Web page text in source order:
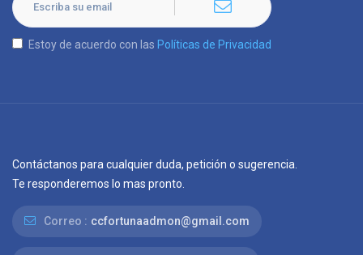
Estoy de acuerdo con las Políticas de Privacidad
Contáctanos para cualquier duda, petición o sugerencia.
Te responderemos lo mas pronto.
Correo : ccfortunaadmon@gmail.com